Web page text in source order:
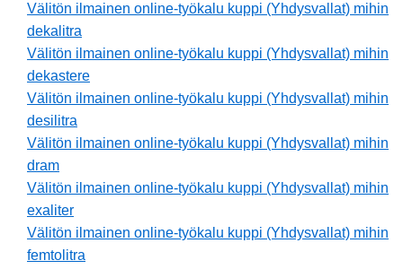
Välitön ilmainen online-työkalu kuppi (Yhdysvallat) mihin
dekalitra
Välitön ilmainen online-työkalu kuppi (Yhdysvallat) mihin
dekastere
Välitön ilmainen online-työkalu kuppi (Yhdysvallat) mihin
desilitra
Välitön ilmainen online-työkalu kuppi (Yhdysvallat) mihin
dram
Välitön ilmainen online-työkalu kuppi (Yhdysvallat) mihin
exaliter
Välitön ilmainen online-työkalu kuppi (Yhdysvallat) mihin
femtolitra